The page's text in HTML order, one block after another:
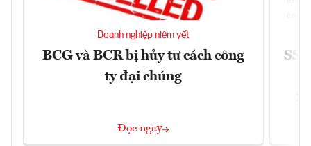
Doanh nghiệp niêm yết
BCG và BCR bị hủy tư cách công
ty đại chúng
Đọc ngay
SSI